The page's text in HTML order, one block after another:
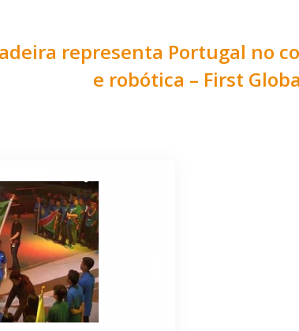
representa Portugal no
e robótica – First